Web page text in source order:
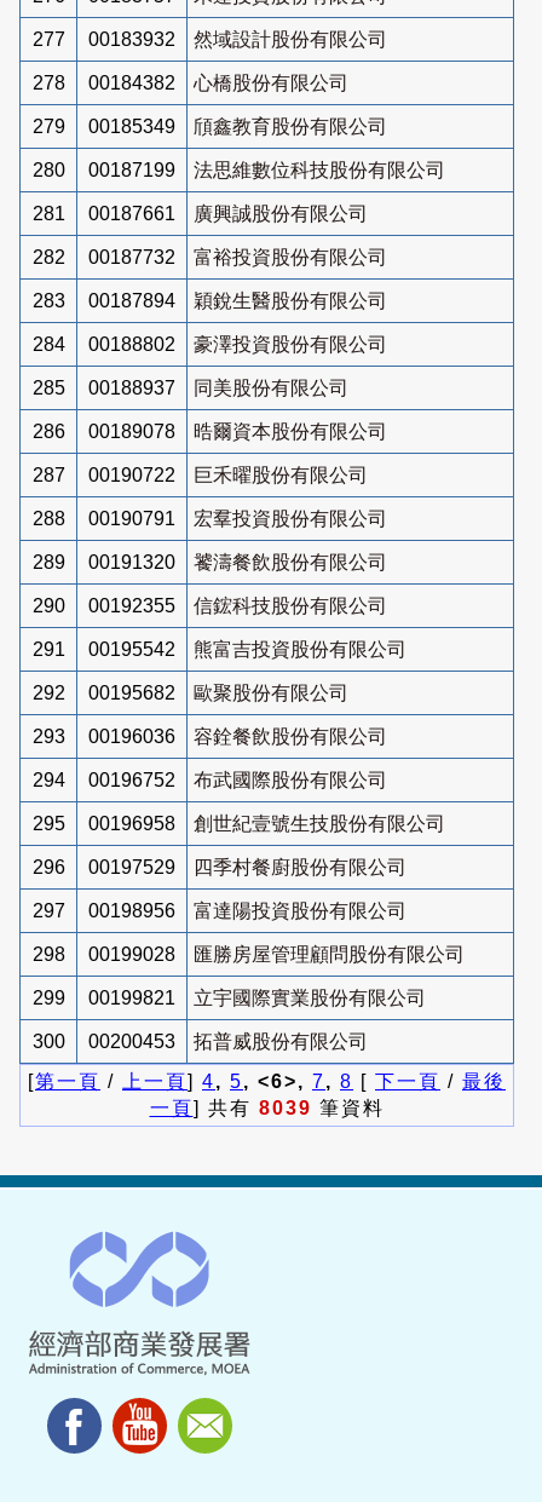
277 00183932 然域設計股份有限公司
278 00184382 心橋股份有限公司
279 00185349 頎鑫教育股份有限公司
280 00187199 法思維數位科技股份有限公司
281 00187661 廣興誠股份有限公司
282 00187732 富裕投資股份有限公司
283 00187894 穎銳生醫股份有限公司
284 00188802 豪澤投資股份有限公司
285 00188937 同美股份有限公司
286 00189078 晧爾資本股份有限公司
287 00190722 巨禾曜股份有限公司
288 00190791 宏羣投資股份有限公司
289 00191320 饕濤餐飲股份有限公司
290 00192355 信鋐科技股份有限公司
291 00195542 熊富吉投資股份有限公司
292 00195682 歐聚股份有限公司
293 00196036 容銓餐飲股份有限公司
294 00196752 布武國際股份有限公司
295 00196958 創世紀壹號生技股份有限公司
296 00197529 四季村餐廚股份有限公司
297 00198956 富達陽投資股份有限公司
298 00199028 匯勝房屋管理顧問股份有限公司
299 00199821 立宇國際實業股份有限公司
300 00200453
拓普威股份有限公司
[第一頁 / 上一頁] 4, 5, <6>, 7, 8 [ 下一頁 / 最後
一頁] 共有 8039 筆資料